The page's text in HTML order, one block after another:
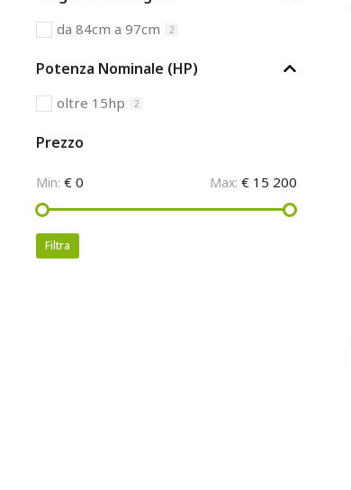
da 84cm a 97cm 2
Potenza Nominale (HP)
oltre 15hp 2
Prezzo
Min: € 0 Max: € 15 200
Filtra